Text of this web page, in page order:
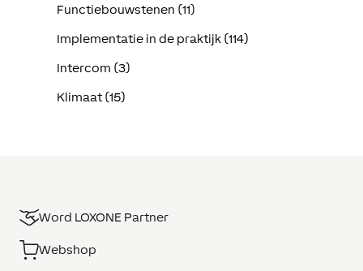
Functiebouwstenen (11)
Implementatie in de praktijk (114)
Intercom (3)
Klimaat (15)
Word LOXONE Partner
Webshop